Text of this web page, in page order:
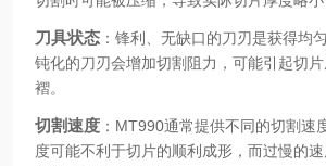
刀具状态 ：锋利、无缺口的刀刃是获得均
钝化的刀刃会增加切割阻力，可能引起切
褶。
切割速度 ：MT990通常提供不同的切割速
度可能不利于切片的顺利成形，而过慢的